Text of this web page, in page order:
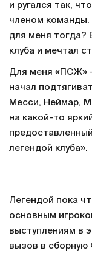
и ругался так,
членом команды.
для меня тогда?
клуба и мечтал
Для меня «ПСЖ»
начал
Месси, Неймар,
на какой-то
легендой клуба».
Легендой пока
основным
выступлениям в
вызов в сборную